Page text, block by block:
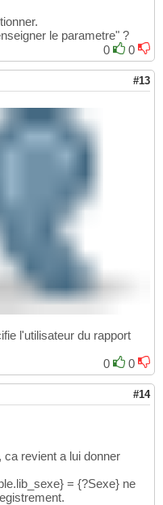
le parametre" ?
0
0
#13
l'utilisateur du rapport
0
0
#14
revient a lui donner
= {?Sexe} ne